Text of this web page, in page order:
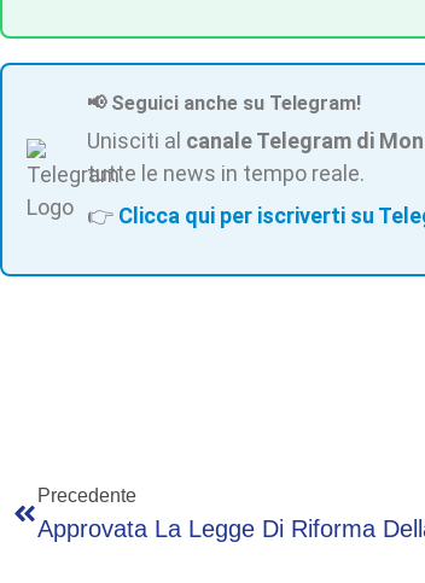
📢 Seguici anche su Telegram!
Unisciti al canale Telegram di
tutte le news in tempo reale.
👉 Clicca qui per iscriverti su
Precedente